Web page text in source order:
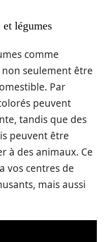
légumes
comme
seulement être
Par
peuvent
tandis que des
peuvent être
à des animaux. Ce
vos centres de
mais aussi